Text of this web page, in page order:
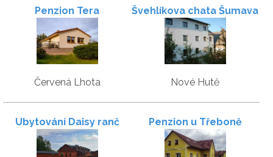
Penzion Tera
Červená Lhota
Švehlíkova chata Šumava
Nové Hutě
Ubytování Daisy ranč Penzion u Třeboně